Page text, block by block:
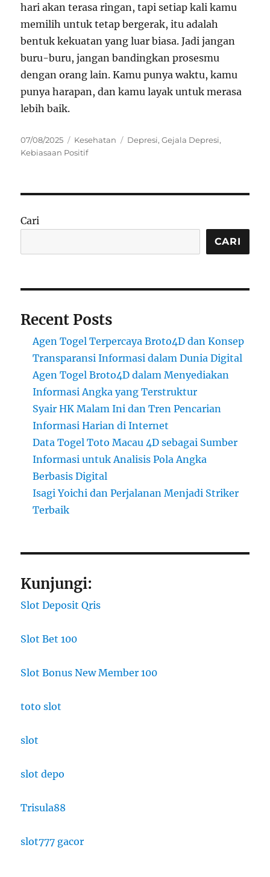
hari akan terasa ringan, tapi setiap kali kamu
memilih untuk tetap bergerak, itu adalah
bentuk kekuatan yang luar biasa. Jadi jangan
buru-buru, jangan bandingkan prosesmu
dengan orang lain. Kamu punya waktu, kamu
punya harapan, dan kamu layak untuk merasa
lebih baik.
Posted
on
07/08/2025 Categories
Kesehatan Tags
Depresi,Gejala Depresi,
Kebiasaan Positif
Cari
CARI
Recent Posts
Agen Togel Terpercaya Broto4D dan Konsep
Transparansi Informasi dalam Dunia Digital
Agen Togel Broto4D dalam Menyediakan
Informasi Angka yang Terstruktur
Syair HK Malam Ini dan Tren Pencarian
Informasi Harian di Internet
Data Togel Toto Macau 4D sebagai Sumber
Informasi untuk Analisis Pola Angka
Berbasis Digital
Isagi Yoichi dan Perjalanan Menjadi Striker
Terbaik
Kunjungi:
Slot Deposit Qris
Slot Bet 100
Slot Bonus New Member 100
toto slot
slot
slot depo
Trisula88
slot777 gacor